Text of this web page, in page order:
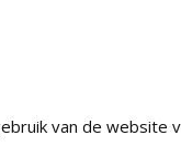
van de website